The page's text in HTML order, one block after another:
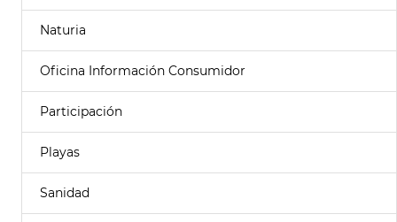
Naturia
Oficina Información Consumidor
Participación
Playas
Sanidad